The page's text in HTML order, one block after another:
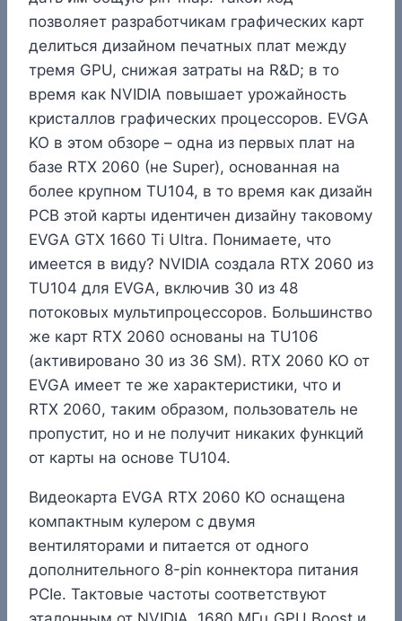
позволяет разработчикам графических карт
делиться дизайном печатных плат между
тремя GPU, снижая затраты на R&D; в то
время как NVIDIA повышает урожайность
кристаллов графических процессоров. EVGA
KO в этом обзоре – одна из первых плат на
базе RTX 2060 (не Super), основанная на
более крупном TU104, в то время как дизайн
PCB этой карты идентичен дизайну таковому
EVGA GTX 1660 Ti Ultra. Понимаете, что
имеется в виду? NVIDIA создала RTX 2060 из
TU104 для EVGA, включив 30 из 48
потоковых мультипроцессоров. Большинство
же карт RTX 2060 основаны на TU106
(активировано 30 из 36 SM). RTX 2060 KO от
EVGA имеет те же характеристики, что и
RTX 2060, таким образом, пользователь не
пропустит, но и не получит никаких функций
от карты на основе TU104.
Видеокарта EVGA RTX 2060 KO оснащена
компактным кулером с двумя
вентиляторами и питается от одного
дополнительного 8-pin коннектора питания
PCIe. Тактовые частоты соответствуют